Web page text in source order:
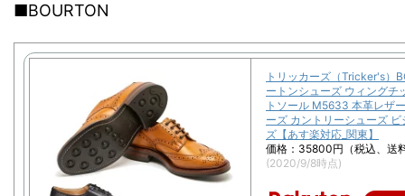
■BOURTON
トリッカーズ（Tricker's）
ートンシューズ ウィングチ
トソール M5633 本革レザ
ーズ カントリーシューズ
ズ【あす楽対応_関東】
価格：35800円（税込、送
(2020/9/8時点)